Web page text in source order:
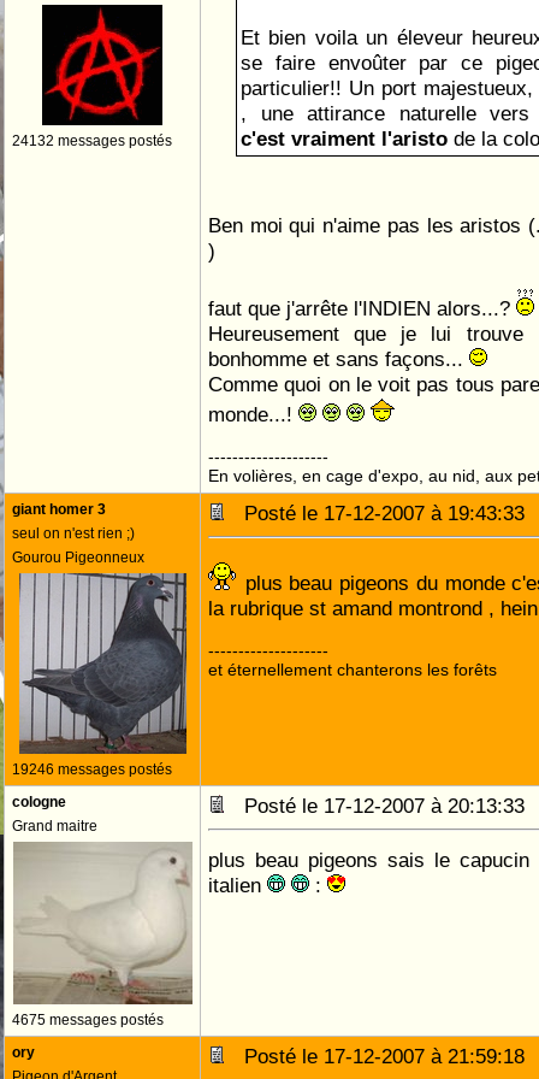
24132 messages postés
Et bien voila un éleveur
se faire envoûter par ce
particulier!! Un port
, une attirance naturelle vers
c'est vraiment l'aristo de la
Ben moi qui n'aime pas les aristos
)
faut que j'arrête l'INDIEN alors...?
Heureusement que je lui trouve
bonhomme et sans façons...
Comme quoi on le voit pas tous
monde...!
--------------------
En volières, en cage d'expo, au nid, aux
giant homer 3
seul on n'est rien ;)
Gourou Pigeonneux
19246 messages postés
Posté le 17-12-2007 à
plus beau pigeons du monde
la rubrique st amand montrond ,
--------------------
et éternellement chanterons les forêts
cologne
Grand maitre
4675 messages postés
Posté le 17-12-2007 à
plus beau pigeons sais le
italien
:
ory
Posté le 17-12-2007 à